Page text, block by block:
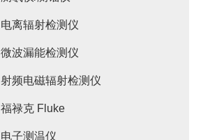
电离辐射检测仪
微波漏能检测仪
射频电磁辐射检测仪
福禄克 Fluke
电子测温仪